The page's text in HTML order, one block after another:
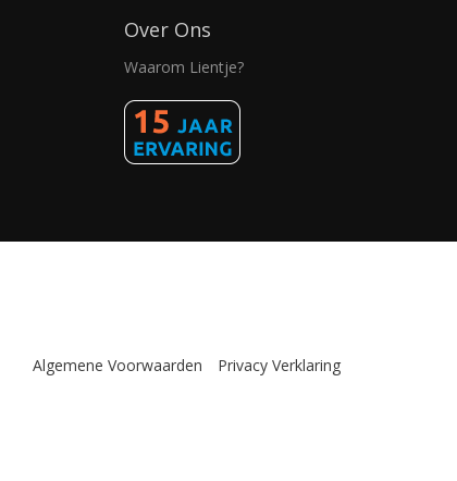
Over Ons
Waarom Lientje?
Algemene Voorwaarden Privacy Verklaring